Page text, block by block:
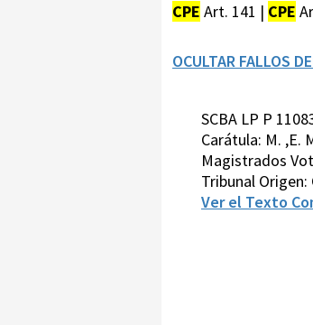
CPE Art. 141 | CPE
OCULTAR FALLOS
SCBA LP P
Carátula: M. ,E.
Magistrados
Tribunal Origen:
Ver el Texto